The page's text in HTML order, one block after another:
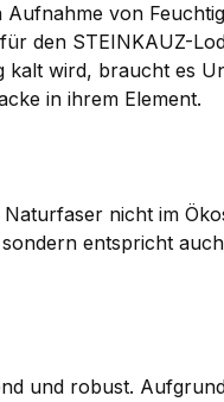
von
den STEINKAUZ-
wird, braucht es
in ihrem Element.
nicht im
entspricht
und robust.